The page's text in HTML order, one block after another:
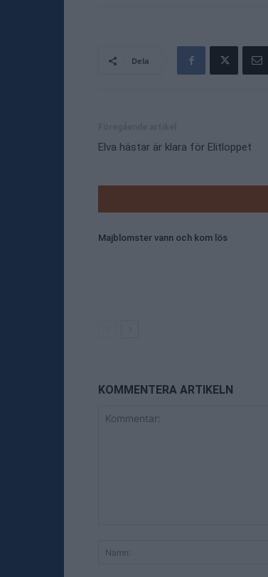
Dela
Elva hästar är klara för Elitloppet
Majblomster vann och kom lös
KOMMENTERA ARTIKELN